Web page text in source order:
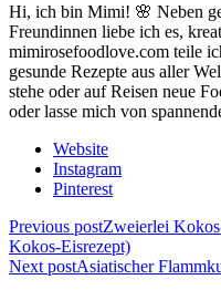
Hi, ich bin Mimi! 🌸 Neben
Freundinnen liebe ich es,
mimirosefoodlove.com teile
gesunde Rezepte aus aller
stehe oder auf Reisen neue
oder lasse mich von
Website
Instagram
Pinterest
Beitragsnavigation
Previous postZweierlei
Kokos-Eisrezept)
Next postAsiatischer